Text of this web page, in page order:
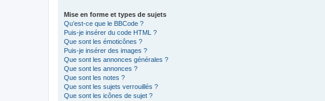
Mise en forme et types de sujets
Qu’est-ce que le BBCode ?
Puis-je insérer du code HTML ?
Que sont les émoticônes ?
Puis-je insérer des images ?
Que sont les annonces générales ?
Que sont les annonces ?
Que sont les notes ?
Que sont les sujets verrouillés ?
Que sont les icônes de sujet ?